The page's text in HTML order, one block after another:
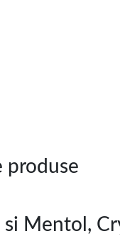
produse
Mentol,